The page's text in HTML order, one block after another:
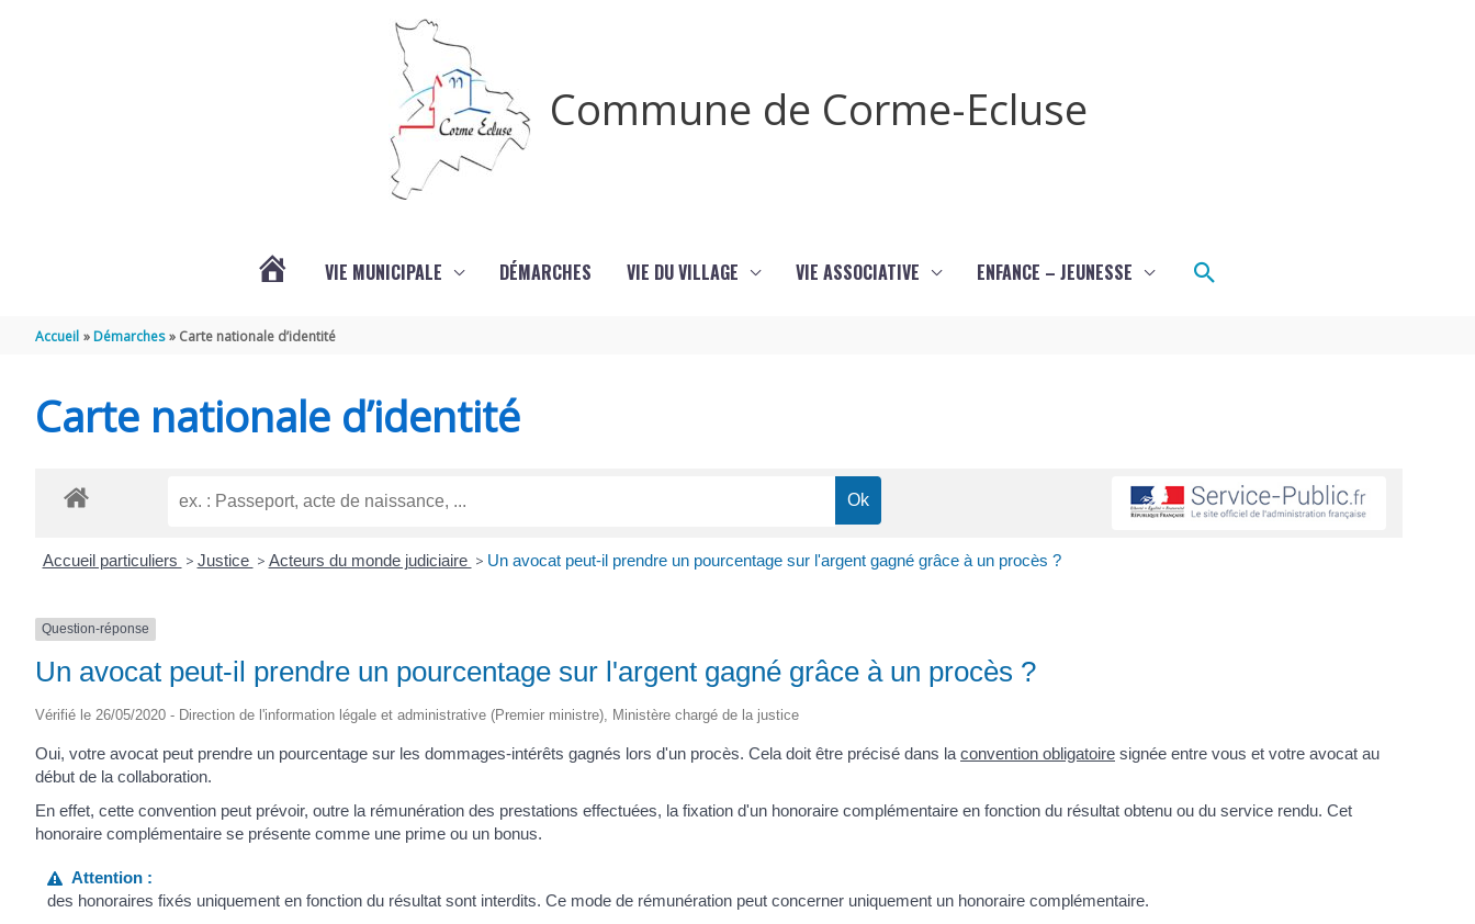
Commune de Corme-Ecluse
VIE MUNICIPALE DÉMARCHES VIE DU VILLAGE VIE ASSOCIATIVE ENFANCE – JEUNESSE Rechercher
Accueil Démarches Carte nationale d’identité
Carte nationale d’identité
Accueil particuliers > Justice > Acteurs du monde judiciaire > Un avocat peut-il prendre un pourcentage sur l'argent gagné grâce à un procès ?
Question-réponse
Un avocat peut-il prendre un pourcentage sur l'argent gagné grâce à un procès ?
Vérifié le 26/05/2020 - Direction de l'information légale et administrative (Premier ministre), Ministère chargé de la justice
Oui, votre avocat peut prendre un pourcentage sur les dommages-intérêts gagnés lors d'un procès. Cela doit être précisé dans la convention obligatoire signée entre vous et votre avocat au
début de la collaboration.
En effet, cette convention peut prévoir, outre la rémunération des prestations effectuées, la fixation d'un honoraire complémentaire en fonction du résultat obtenu ou du service rendu. Cet
honoraire complémentaire se présente comme une prime ou un bonus.
Attention :
des honoraires fixés uniquement en fonction du résultat sont interdits. Ce mode de rémunération peut concerner uniquement un honoraire complémentaire.